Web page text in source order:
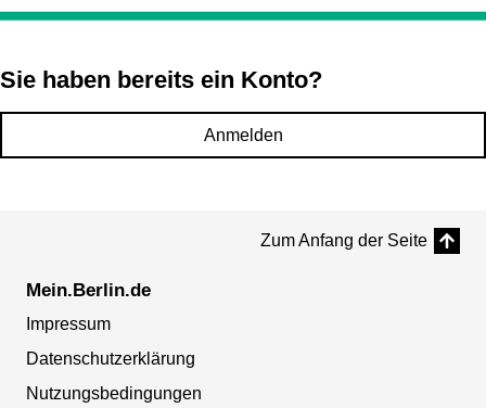
Sie haben bereits ein Konto?
Anmelden
Zum Anfang der Seite
Mein.Berlin.de
Impressum
Datenschutzerklärung
Nutzungsbedingungen